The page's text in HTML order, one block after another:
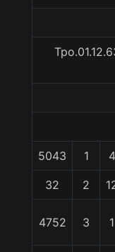
5043 1 4
32 2
4752 3 1